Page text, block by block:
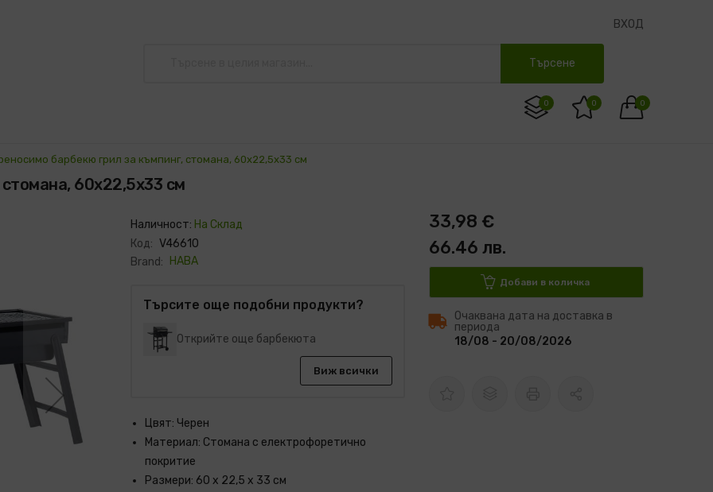
ВХОД
Търсене
0
0 0
барбекю грил за къмпинг, стомана, 60x22,5x33 см
60x22,5x33 см
Наличност: На Склад
Код: V46610
Brand:
HABA
Търсите още подобни продукти?
Открийте още барбекюта
Виж всички
Цвят: Черен
Материал: Стомана с електрофоретично
покритие
Размери: 60 x 22,5 x 33 см
33,98 €
66.46 лв.
Добави в количка
Очаквана дата на доставка в
периода
18/08 - 20/08/2026